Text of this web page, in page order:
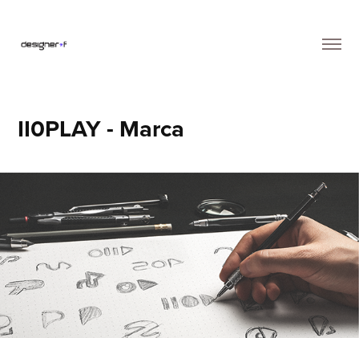
II0PLAY - Marca